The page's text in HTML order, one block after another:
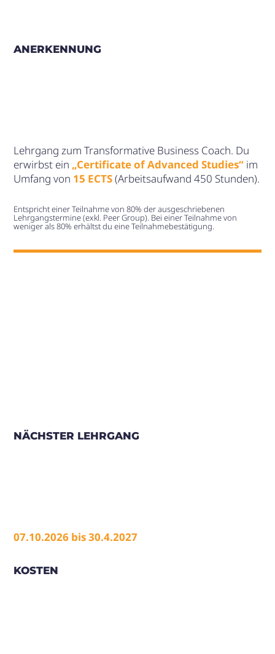
ANERKENNUNG
Lehrgang zum Transformative Business Coach. Du
erwirbst ein„Certificate of Advanced Studies“im
Umfang von15 ECTS(Arbeitsaufwand 450 Stunden).
Entspricht einer Teilnahme von 80% der ausgeschriebenen
Lehrgangstermine (exkl. Peer Group). Bei einer Teilnahme von
weniger als 80% erhältst du eine Teilnahmebestätigung.
NÄCHSTER LEHRGANG
07.10.2026 bis 30.4.2027
KOSTEN